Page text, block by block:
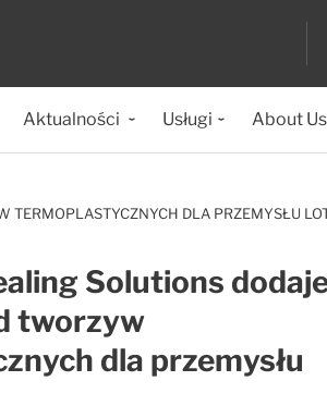
Aktualności Usługi About Us
TERMOPLASTYCZNYCH DLA PRZEMYSŁU
Solutions
tworzyw
dla przemysłu